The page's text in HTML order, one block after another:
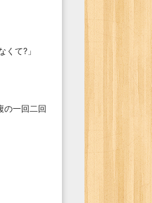
くて? 」
の一回二回